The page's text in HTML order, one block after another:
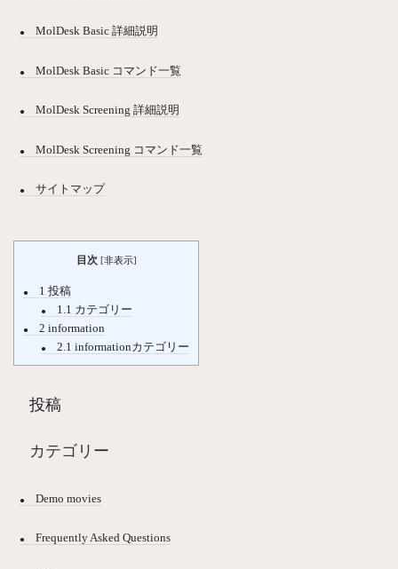
MolDesk Basic 詳細説明
MolDesk Basic コマンド一覧
MolDesk Screening 詳細説明
MolDesk Screening コマンド一覧
サイトマップ
目次 [非表示]
1 投稿
1.1 カテゴリー
2 information
2.1 informationカテゴリー
投稿
カテゴリー
Demo movies
Frequently Asked Questions